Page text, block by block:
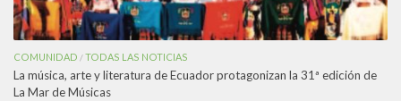
COMUNIDAD /TODAS LAS NOTICIAS
La música, arte y literatura de Ecuador protagonizan la 31ª edición de
La Mar de Músicas